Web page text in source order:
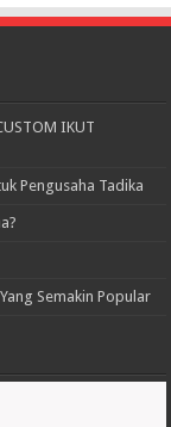
IKUT
Pengusaha Tadika
Semakin Popular